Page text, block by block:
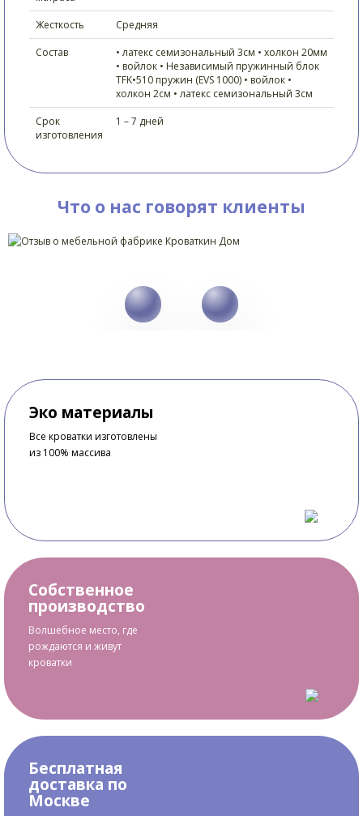
Жесткость
Средняя
Состав
• латекс семизональный 3см • холкон 20мм
• войлок • Независимый пружинный блок
TFK•510 пружин (EVS 1000) • войлок •
холкон 2см • латекс семизональный 3см
Срок
изготовления
1 – 7 дней
Что о нас говорят клиенты
Эко материалы
Все кроватки изготовлены
из 100% массива
Собственное
производство
Волшебное место, где
рождаются и живут
кроватки
Бесплатная
доставка по
Москве